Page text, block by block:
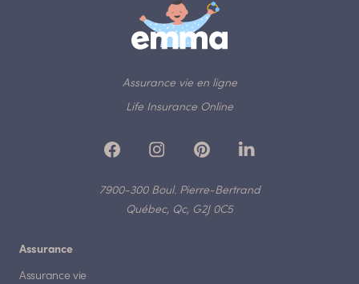
Assurance vie en ligne
Life Insurance Online
7900-300 Boul. Pierre-Bertrand
Québec, Qc, G2J 0C5
Assurance
Assurance vie